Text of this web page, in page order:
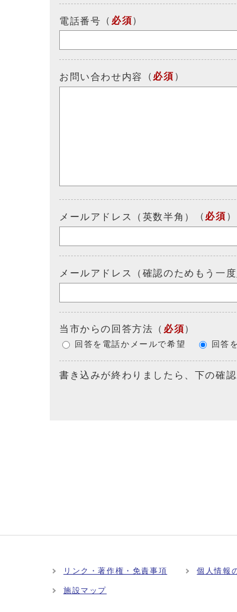
電話番号 （ 必須）
お問い合わせ内容 （ 必須 ）
メールアドレス（英数半角） （ 必須 ）
メールアドレス（確認のためもう一
当市からの回答方法 （ 必須）
回答を電話かメールで希望 回答
書き込みが終わりましたら、下の確
リンク・著作権・免責事項 個人情報
施設マップ